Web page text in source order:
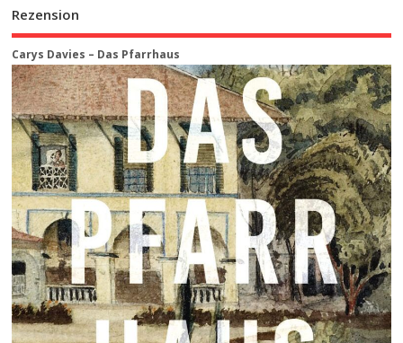
Rezension
Carys Davies – Das Pfarrhaus